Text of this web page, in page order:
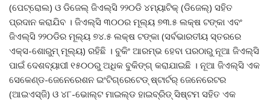
(ପେଟ୍ରୋଲ) ଓ ଡିଜେଲ୍ ଜିଏଲ୍‌ସି ୨୨୦ଡି ୪ମ୍ୟାଟିକ୍ (ଡିଜେଲ୍‌) ସହିତ
ପ୍ରଦାନ କରାଯିବ । ଜିଏଲ୍‌ସି ୩୦୦ର ମୂଲ୍ୟ ୭୩.୫ ଲକ୍ଷ ଟଙ୍କା ଏବଂ
ଜିଏଲ୍‌ସି ୨୨୦ଡିର ମୂଲ୍ୟ ୭୪.୫ ଲକ୍ଷ ଟଙ୍କା (ସର୍ବଭାରତୀୟ ସ୍ତରରେ
ଏକ୍ସ-ଶୋରୁମ୍ ମୂଲ୍ୟ) ରହିଛି । ବୁକିଂ ଆରମ୍ଭ ହେବା ପରଠାରୁ ନୂଆ ଜିଏଲ୍‌ସି
ପାଇଁ ଦେଶବ୍ୟାପୀ ୧୫୦୦ରୁ ଅଧିକ ବୁକିଙ୍ଗ୍ କରାଯାଇଛି । ନୂଆ ଜିଏଲ୍‌ସି ଏକ
ସେକେଣ୍ଡ-ଜେନେରେଶନ ଇଂଟିଗ୍ରେଟେଡ୍ ଷ୍ଟାର୍ଟର୍ ଜେନେରେଟର
(ଆଇଏସ୍‌ଜି) ଓ ୪୮-ଭୋଲ୍ଟ ମାଇଲ୍ଡ ହାଇବ୍ରିଡ୍ ସିଷ୍ଟମ ସହିତ ଏକ